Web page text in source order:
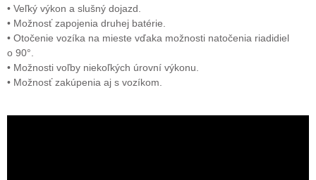
• Veľký výkon a slušný dojazd.
• Možnosť zapojenia druhej batérie.
• Otočenie vozíka na mieste vďaka možnosti natočenia riadidiel
o 90°.
• Možnosti voľby niekoľkých úrovní výkonu.
• Možnosť zakúpenia aj s vozíkom.